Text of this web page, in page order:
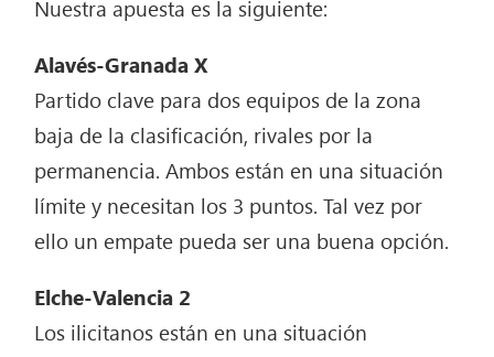
Nuestra apuesta es la siguiente:
Alavés-Granada X
Partido clave para dos equipos de la zona
baja de la clasificación, rivales por la
permanencia. Ambos están en una situación
límite y necesitan los 3 puntos. Tal vez por
ello un empate pueda ser una buena opción.
Elche-Valencia 2
Los ilicitanos están en una situación